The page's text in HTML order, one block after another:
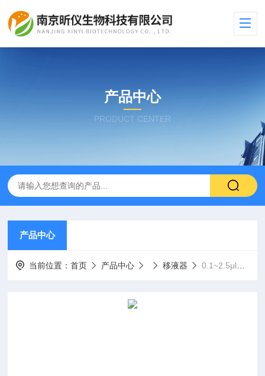
产品中心
PRODUCT CENTER
产品中心
当前位置：首页 产品中心 移液器 0.1~2.5μlEppendorf 艾本德 移液枪加样枪单道移液器